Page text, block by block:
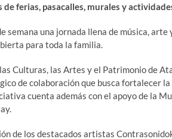
ferias, pasacalles, murales y
semana una jornada llena de música,
para toda la familia.
Culturas, las Artes y el Patrimonio de
de colaboración que busca fortalecer
cuenta además con el apoyo de la
de los destacados artistas